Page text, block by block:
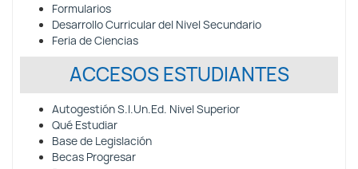
Formularios
Desarrollo Curricular del Nivel Secundario
Feria de Ciencias
ACCESOS ESTUDIANTES
Autogestión S.I.Un.Ed. Nivel Superior
Qué Estudiar
Base de Legislación
Becas Progresar